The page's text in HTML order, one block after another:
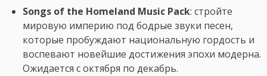
Songs of the Homeland Music Pack: стройте
мировую империю под бодрые звуки песен,
которые пробуждают национальную гордость и
воспевают новейшие достижения эпохи модерна.
Ожидается с октября по декабрь.